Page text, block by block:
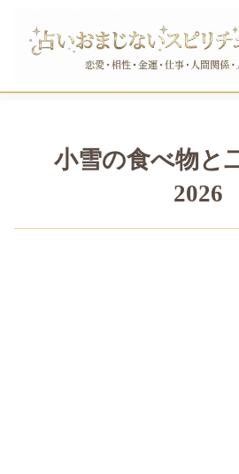
小雪の食べ物と
2026